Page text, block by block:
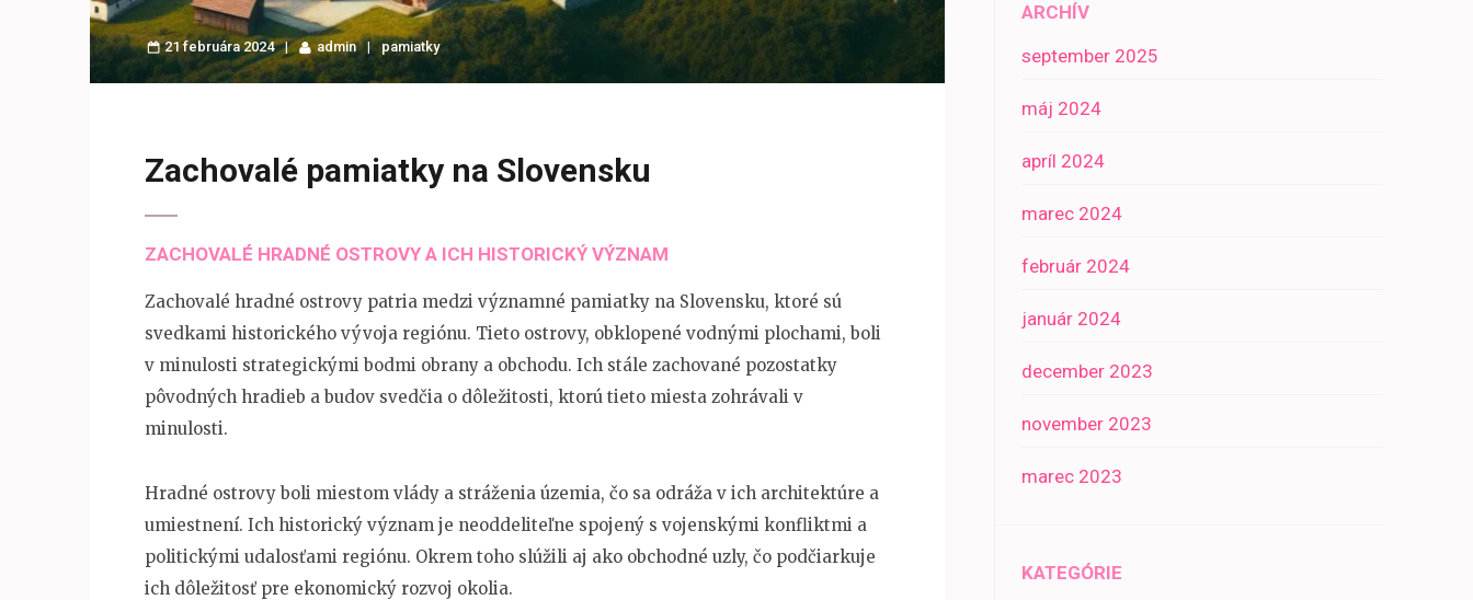
21 februára 2024 admin pamiatky
Zachovalé pamiatky na Slovensku
ZACHOVALÉ HRADNÉ OSTROVY A ICH HISTORICKÝ VÝZNAM
Zachovalé hradné ostrovy patria medzi významné pamiatky na Slovensku, ktoré sú
svedkami historického vývoja regiónu. Tieto ostrovy, obklopené vodnými plochami, boli
v minulosti strategickými bodmi obrany a obchodu. Ich stále zachované pozostatky
pôvodných hradieb a budov svedčia o dôležitosti, ktorú tieto miesta zohrávali v
minulosti.
Hradné ostrovy boli miestom vlády a stráženia územia, čo sa odráža v ich architektúre a
umiestnení. Ich historický význam je neoddeliteľne spojený s vojenskými konfliktmi a
politickými udalosťami regiónu. Okrem toho slúžili aj ako obchodné uzly, čo podčiarkuje
ich dôležitosť pre ekonomický rozvoj okolia.
ARCHÍV
september 2025
máj 2024
apríl 2024
marec 2024
február 2024
január 2024
december 2023
november 2023
marec 2023
KATEGÓRIE